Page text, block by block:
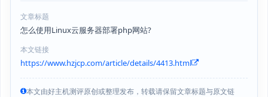
文章标题
怎么使用Linux云服务器部署php网站?
本文链接
https://www.hzjcp.com/article/details/4413.html
本文由好主机测评原创或整理发布，转载请保留文章标题与原文链